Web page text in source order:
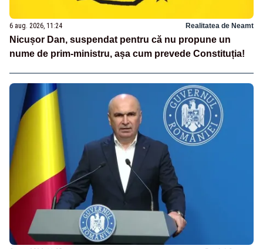
6 aug. 2026, 11:24 Realitatea de Neamt
Nicușor Dan, suspendat pentru că nu propune un
nume de prim-ministru, așa cum prevede Constituția!